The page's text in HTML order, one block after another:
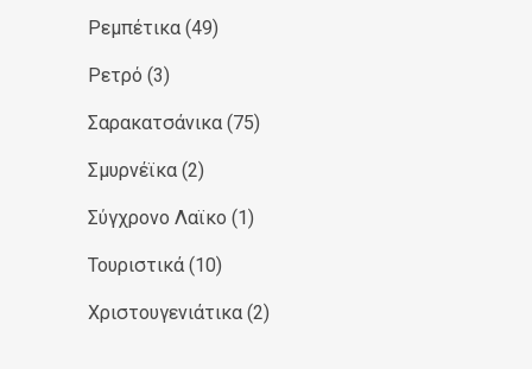
Ρεμπέτικα (49)
Ρετρό (3)
Σαρακατσάνικα (75)
Σμυρνέϊκα (2)
Σύγχρονο Λαϊκο (1)
Τουριστικά (10)
Χριστουγενιάτικα (2)